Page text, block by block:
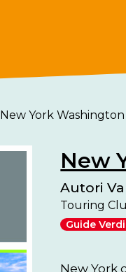
New York Washington
New
Autori
Touring
Guide
New York